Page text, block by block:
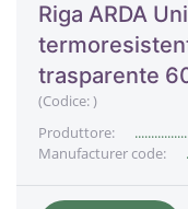
Riga ARDA
trasparente
(Codice:)
Produttore:
Manufacturer code: